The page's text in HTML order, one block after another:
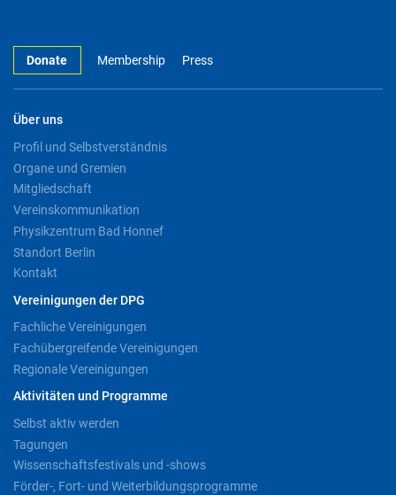
Donate Membership Press
Über uns
Profil und Selbstverständnis
Organe und Gremien
Mitgliedschaft
Vereinskommunikation
Physikzentrum Bad Honnef
Standort Berlin
Kontakt
Vereinigungen der DPG
Fachliche Vereinigungen
Fachübergreifende Vereinigungen
Regionale Vereinigungen
Aktivitäten und Programme
Selbst aktiv werden
Tagungen
Wissenschaftsfestivals und -shows
Förder-, Fort- und Weiterbildungsprogramme